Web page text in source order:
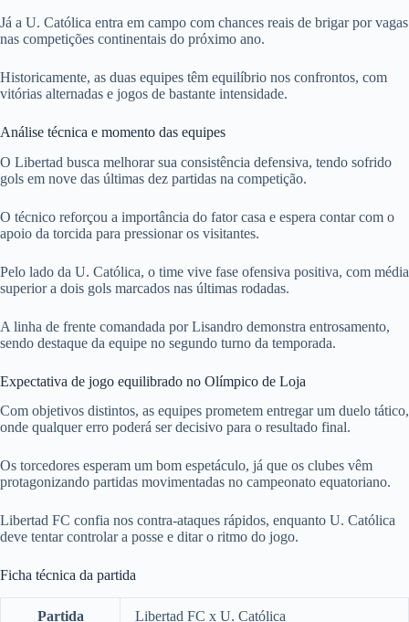
Já a U. Católica entra em campo com chances reais de brigar por vagas
nas competições continentais do próximo ano.
Historicamente, as duas equipes têm equilíbrio nos confrontos, com
vitórias alternadas e jogos de bastante intensidade.
Análise técnica e momento das equipes
O Libertad busca melhorar sua consistência defensiva, tendo sofrido
gols em nove das últimas dez partidas na competição.
O técnico reforçou a importância do fator casa e espera contar com o
apoio da torcida para pressionar os visitantes.
Pelo lado da U. Católica, o time vive fase ofensiva positiva, com média
superior a dois gols marcados nas últimas rodadas.
A linha de frente comandada por Lisandro demonstra entrosamento,
sendo destaque da equipe no segundo turno da temporada.
Expectativa de jogo equilibrado no Olímpico de Loja
Com objetivos distintos, as equipes prometem entregar um duelo tático,
onde qualquer erro poderá ser decisivo para o resultado final.
Os torcedores esperam um bom espetáculo, já que os clubes vêm
protagonizando partidas movimentadas no campeonato equatoriano.
Libertad FC confia nos contra-ataques rápidos, enquanto U. Católica
deve tentar controlar a posse e ditar o ritmo do jogo.
Ficha técnica da partida
Partida Libertad FC x U. Católica